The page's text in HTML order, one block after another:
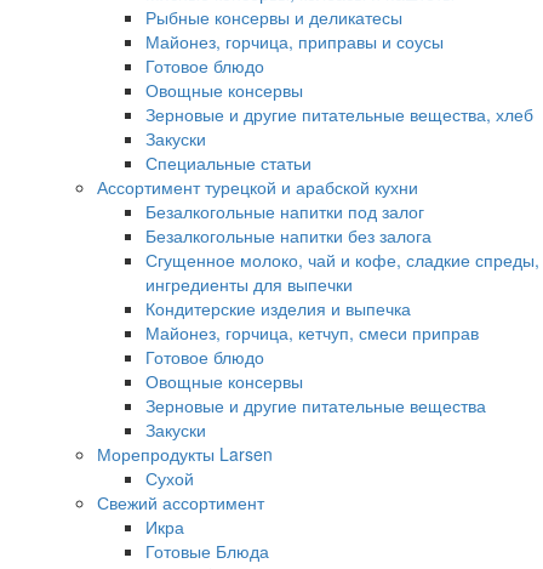
Рыбные консервы и деликатесы
Майонез, горчица, приправы и соусы
Готовое блюдо
Овощные консервы
Зерновые и другие питательные вещества, хлеб
Закуски
Специальные статьи
Ассортимент турецкой и арабской кухни
Безалкогольные напитки под залог
Безалкогольные напитки без залога
Сгущенное молоко, чай и кофе, сладкие спреды,
ингредиенты для выпечки
Кондитерские изделия и выпечка
Майонез, горчица, кетчуп, смеси приправ
Готовое блюдо
Овощные консервы
Зерновые и другие питательные вещества
Закуски
Морепродукты Larsen
Сухой
Свежий ассортимент
Икра
Готовые Блюда